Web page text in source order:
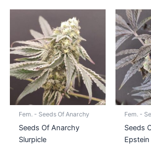
Fem. - Seeds Of Anarchy
Seeds Of Anarchy
Slurpicle
tuotteella
useampi
muunnelma.
Voit
tehdä
valinnat
Fem. -
Seeds